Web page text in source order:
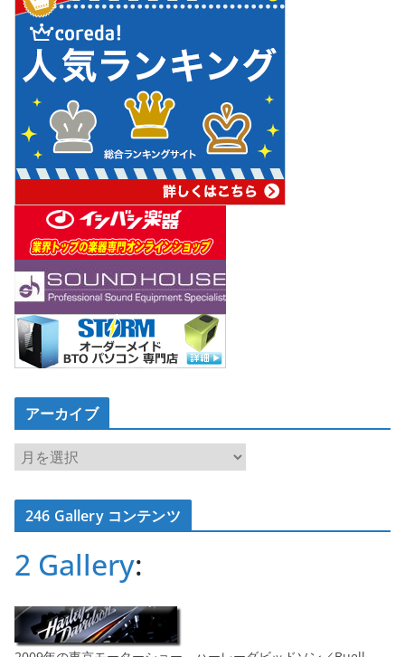
アーカイブ
ア
ー
カ
イ246 Gallery コンテンツ
2 Gallery: